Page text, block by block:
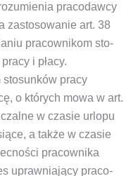
pra­co­daw­cy
zasto­so­wa­nie art. 38
pra­cow­ni­kom sto­
i płacy.
pra­cy
o któ­rych mowa w art.
w cza­sie urlo­pu
a tak­że w cza­sie
pra­cow­ni­ka
upraw­nia­ją­cy pra­co­